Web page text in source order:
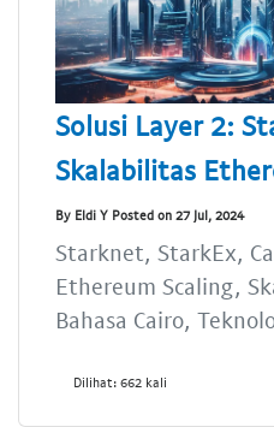
Solusi Layer 2:
Skalabilitas
By Eldi Y Posted on 27 Jul, 2024
Starknet, StarkEx,
Ethereum Scaling,
Bahasa Cairo,
Dilihat: 662 kali